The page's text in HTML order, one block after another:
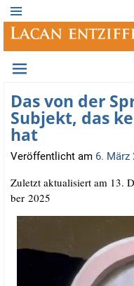
Das von der
Subjekt, das
hat
Veröffentlicht am 6. März
Zuletzt aktua­li­siert am 13.
ber 2025